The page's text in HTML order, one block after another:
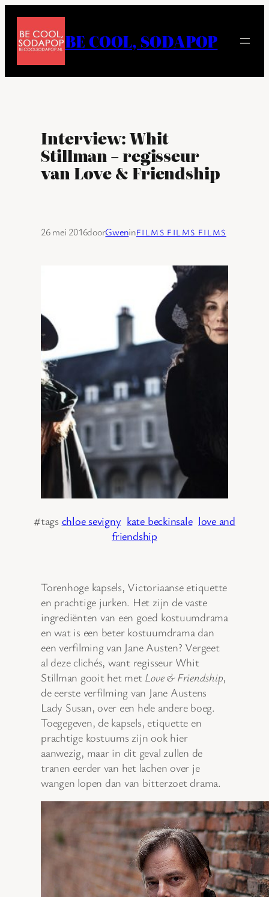
naar
inhoud
BE COOL, SODAPOP
Interview: Whit
Stillman – regisseur
van Love & Friendship
26 mei 2016doorGweninFILMS FILMS FILMS
#tags chloe sevigny kate beckinsale love and
friendship
Torenhoge kapsels, Victoriaanse etiquette
en prachtige jurken. Het zijn de vaste
ingrediënten van een goed kostuumdrama
en wat is een beter kostuumdrama dan
een verfilming van Jane Austen? Vergeet
al deze clichés, want regisseur Whit
Stillman gooit het met Love & Friendship,
de eerste verfilming van Jane Austens
Lady Susan, over een hele andere boeg.
Toegegeven, de kapsels, etiquette en
prachtige kostuums zijn ook hier
aanwezig, maar in dit geval zullen de
tranen eerder van het lachen over je
wangen lopen dan van bitterzoet drama.